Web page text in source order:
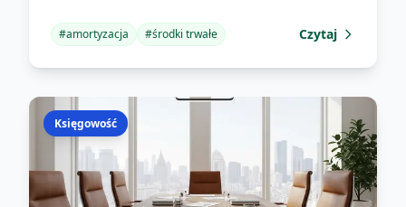
#amortyzacja #środki trwałe Czytaj
Księgowość